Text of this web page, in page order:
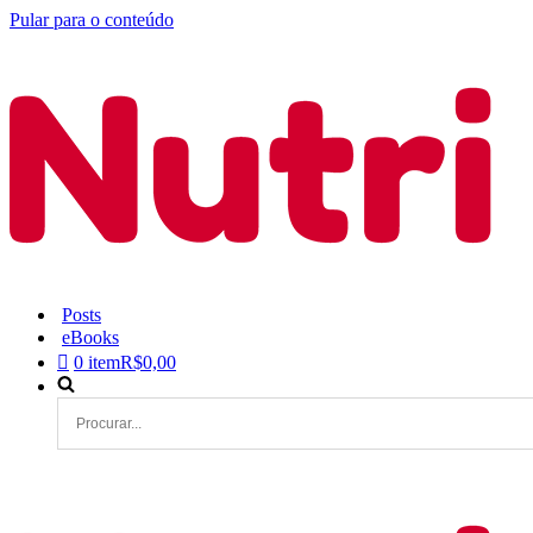
Pular para o conteúdo
Posts
eBooks
0 itemR$0,00